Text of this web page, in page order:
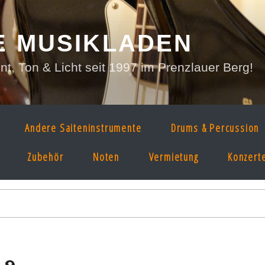
MUSIKLADEN
Ton & Licht seit 1997 im Prenzlauer Berg!
Andere Saiteninstrumente Drums & Percussion
Zubehör Noten Vermietung